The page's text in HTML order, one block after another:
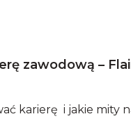
zawodową –
karierę i jakie mity